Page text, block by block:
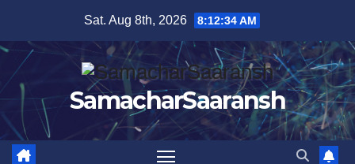
content
Sat. Aug 8th, 2026 8:12:35 AM
SamacharSaaransh